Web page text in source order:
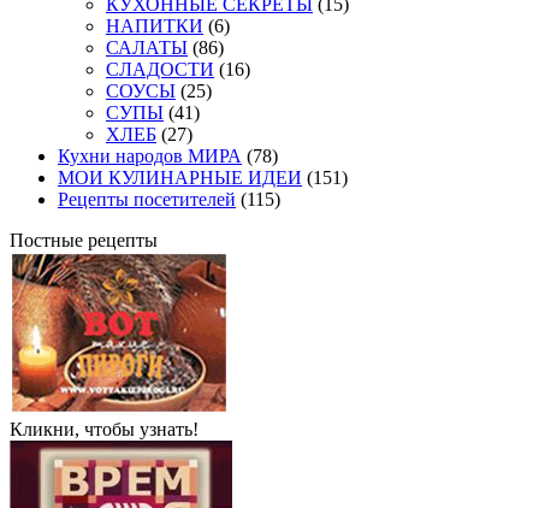
НАПИТКИ (6)
САЛАТЫ (86)
СЛАДОСТИ (16)
СОУСЫ (25)
СУПЫ (41)
ХЛЕБ (27)
Кухни народов МИРА (78)
МОИ КУЛИНАРНЫЕ ИДЕИ (151)
Рецепты посетителей (115)
Постные рецепты
Кликни, чтобы узнать!